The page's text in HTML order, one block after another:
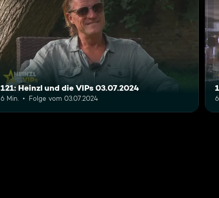
121: Heinzl und die VIPs 03.07.2024
6 Min. Folge vom 03.07.2024